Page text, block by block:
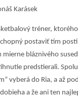
Karásek
tréner,
postaviť tím
bláznivého
predstierali.
vyberá do Ria, a až
a že ani ten